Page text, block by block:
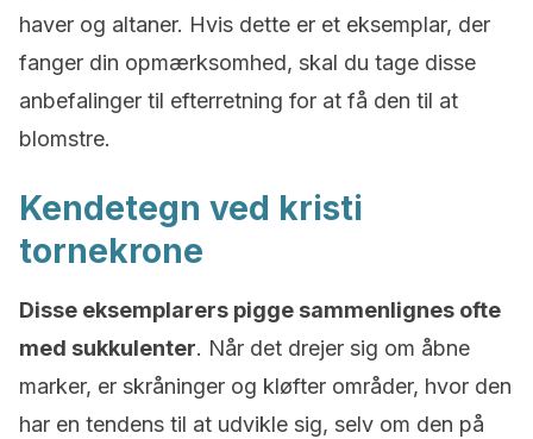
haver og altaner. Hvis dette er et eksemplar, der
fanger din opmærksomhed, skal du tage disse
anbefalinger til efterretning for at få den til at
blomstre.
Kendetegn ved kristi
tornekrone
Disse eksemplarers pigge sammenlignes ofte
med sukkulenter. Når det drejer sig om åbne
marker, er skråninger og kløfter områder, hvor den
har en tendens til at udvikle sig, selv om den på